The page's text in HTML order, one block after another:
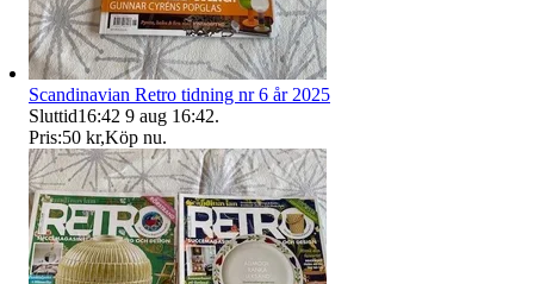
Scandinavian Retro tidning nr 6 år 2025
Sluttid16:42 9 aug 16:42.
Pris:50 kr,Köp nu.